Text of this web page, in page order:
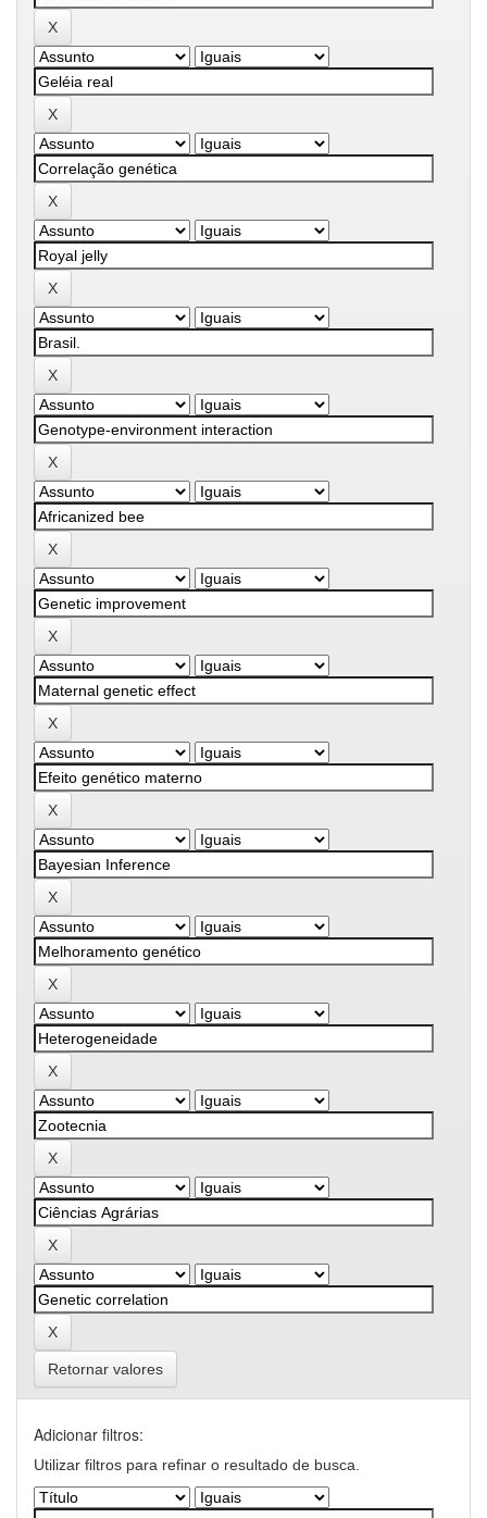
Retornar valores
Adicionar filtros:
Utilizar filtros para refinar o resultado de busca.